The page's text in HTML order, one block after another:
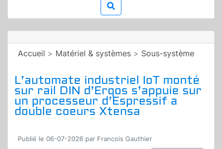
Accueil > Matériel & systèmes > Sous-système
L’automate industriel IoT monté
sur rail DIN d’Erqos s’appuie sur
un processeur d’Espressif a
double coeurs Xtensa
Publié le 06-07-2026 par Francois Gauthier